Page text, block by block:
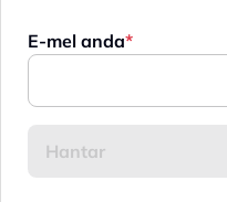
E-mel anda